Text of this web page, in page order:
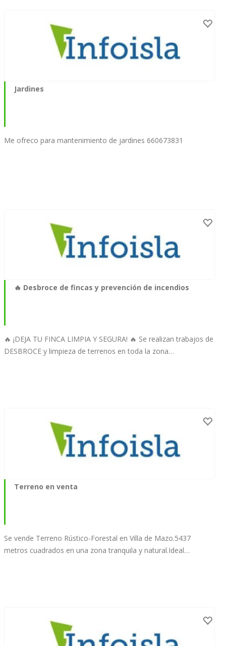
Jardines
Me ofreco para mantenimiento de jardines 660673831
🔥 Desbroce de fincas y prevención de incendios
🔥 ¡DEJA TU FINCA LIMPIA Y SEGURA! 🔥 Se realizan trabajos de
DESBROCE y limpieza de terrenos en toda la zona…
Terreno en venta
Se vende Terreno Rústico-Forestal en Villa de Mazo.5437
metros cuadrados en una zona tranquila y natural.Ideal…